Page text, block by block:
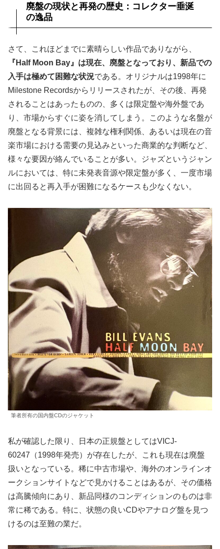
廃盤の現状と再発の歴史：コレクター垂涎
の逸品
さて、これほどまでに素晴らしい作品でありながら、
『Half Moon Bay』は現在、廃盤となっており、新品での
入手は極めて困難な状況である。オリジナルは1998年に
Milestone Recordsからリリースされたが、その後、再発
されることはあったものの、多くは限定盤や海外盤であ
り、市場からすぐに姿を消してしまう。このような名盤が
廃盤となる背景には、複雑な権利関係、あるいは現在の音
楽市場における需要の見込みといった商業的な判断など、
様々な要因が絡んでいることが多い。ジャズというジャン
ルにおいては、特に未発表音源や限定盤が多く、一度市場
に出回ると再入手が困難になるケースも少なくない。
筆者所有の国内盤CDのジャケット
私が確認した限り、日本の正規盤としてはVICJ-
60247（1998年発売）が存在したが、これも現在は廃盤
扱いとなっている。稀に中古市場や、海外のオンラインオ
ークションサイトなどで見かけることはあるが、その価格
は高騰傾向にあり、新品同様のコンディションのものは非
常に稀である。特に、状態の良いCDやアナログ盤を見つ
けるのは至難の業だ。